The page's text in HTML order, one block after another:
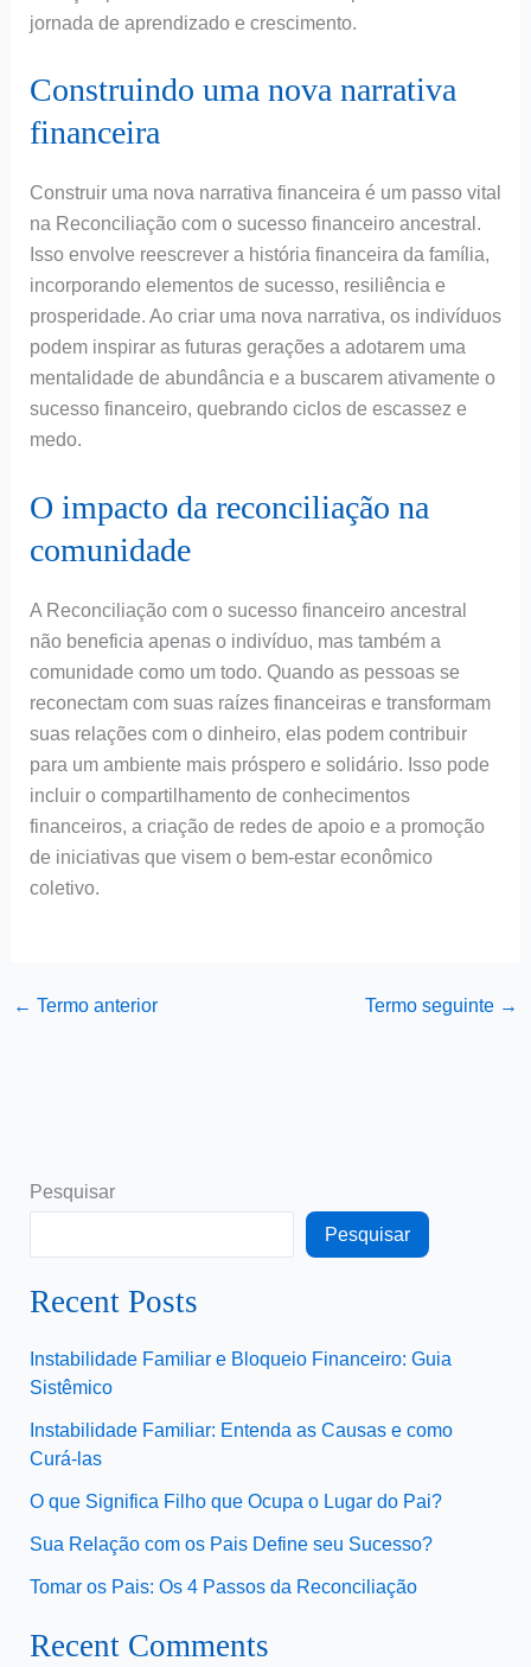
jornada de aprendizado e crescimento.
Construindo uma nova narrativa
financeira
Construir uma nova narrativa financeira é um passo vital
na Reconciliação com o sucesso financeiro ancestral.
Isso envolve reescrever a história financeira da família,
incorporando elementos de sucesso, resiliência e
prosperidade. Ao criar uma nova narrativa, os indivíduos
podem inspirar as futuras gerações a adotarem uma
mentalidade de abundância e a buscarem ativamente o
sucesso financeiro, quebrando ciclos de escassez e
medo.
O impacto da reconciliação na
comunidade
A Reconciliação com o sucesso financeiro ancestral
não beneficia apenas o indivíduo, mas também a
comunidade como um todo. Quando as pessoas se
reconectam com suas raízes financeiras e transformam
suas relações com o dinheiro, elas podem contribuir
para um ambiente mais próspero e solidário. Isso pode
incluir o compartilhamento de conhecimentos
financeiros, a criação de redes de apoio e a promoção
de iniciativas que visem o bem-estar econômico
coletivo.
← Termo anterior Termo seguinte →
Pesquisar
Pesquisar
Recent Posts
Instabilidade Familiar e Bloqueio Financeiro: Guia
Sistêmico
Instabilidade Familiar: Entenda as Causas e como
Curá-las
O que Significa Filho que Ocupa o Lugar do Pai?
Sua Relação com os Pais Define seu Sucesso?
Tomar os Pais: Os 4 Passos da Reconciliação
Recent Comments